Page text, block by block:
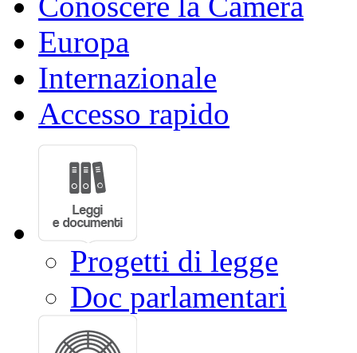
Europa
Internazionale
Accesso rapido
Progetti di legge
Doc parlamentari